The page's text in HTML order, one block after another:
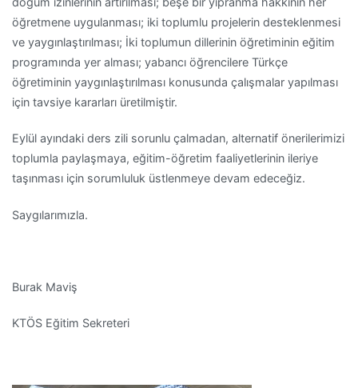
öğretmene uygulanması; iki toplumlu projelerin desteklenmesi
ve yaygınlaştırılması; İki toplumun dillerinin öğretiminin eğitim
programında yer alması; yabancı öğrencilere Türkçe
öğretiminin yaygınlaştırılması konusunda çalışmalar yapılması
için tavsiye kararları üretilmiştir.
Eylül ayındaki ders zili sorunlu çalmadan, alternatif önerilerimizi
toplumla paylaşmaya, eğitim-öğretim faaliyetlerinin ileriye
taşınması için sorumluluk üstlenmeye devam edeceğiz.
Saygılarımızla.
Burak Maviş
KTÖS Eğitim Sekreteri